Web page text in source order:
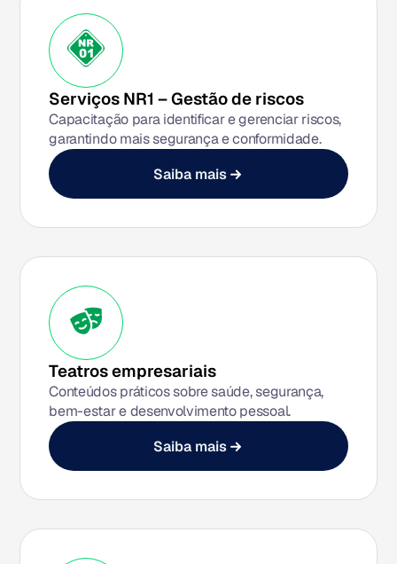
Serviços NR1 – Gestão de riscos
Capacitação para identificar e gerenciar riscos,
garantindo mais segurança e conformidade.
Saiba mais
Teatros empresariais
Conteúdos práticos sobre saúde, segurança,
bem-estar e desenvolvimento pessoal.
Saiba mais